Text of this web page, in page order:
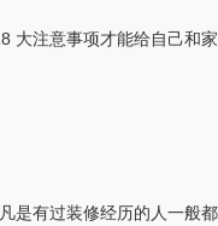
注意事项才能给自己和家
是有过装修经历的人一般都